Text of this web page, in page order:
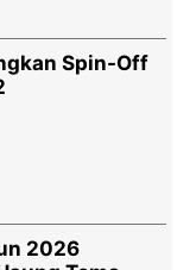
Spin-Off
2026